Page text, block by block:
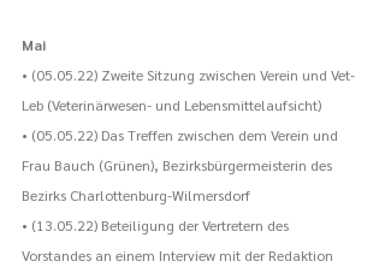
Mai
• (05.05.22) Zweite Sitzung zwischen Verein und Vet-
Leb (Veterinärwesen- und Lebensmittelaufsicht)
• (05.05.22) Das Treffen zwischen dem Verein und
Frau Bauch (Grünen), Bezirksbürgermeisterin des
Bezirks Charlottenburg-Wilmersdorf
• (13.05.22) Beteiligung der Vertretern des
Vorstandes an einem Interview mit der Redaktion